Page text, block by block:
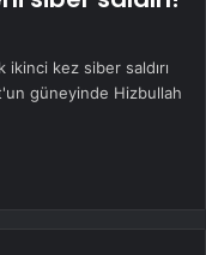
kez siber saldırı
güneyinde Hizbullah